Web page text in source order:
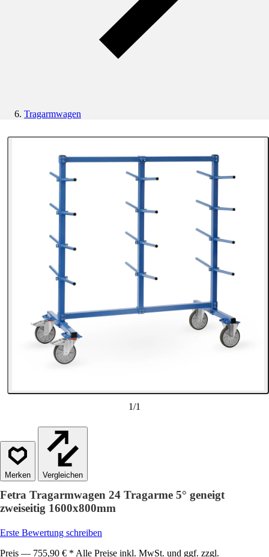
Tragarmwagen
1/1
Vergleichen
Fetra Tragarmwagen 24 Tragarme 5° geneigt
zweiseitig 1600x800mm
Erste Bewertung schreiben
Preis — 755,90 € * Alle Preise inkl. MwSt. und ggf. zzgl.